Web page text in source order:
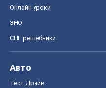
Онлайн уроки
ЗНО
СНГ решебники
Авто
Тест Драйв